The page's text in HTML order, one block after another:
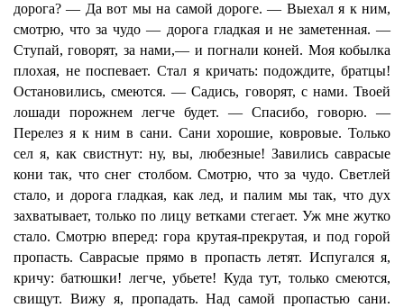
дорога? — Да вот мы на самой дороге. — Выехал я к ним,
смотрю, что за чудо — дорога гладкая и не заметенная. —
Ступай, говорят, за нами,— и погнали коней. Моя кобылка
плохая, не поспевает. Стал я кричать: подождите, братцы!
Остановились, смеются. — Садись, говорят, с нами. Твоей
лошади порожнем легче будет. — Спасибо, говорю. —
Перелез я к ним в сани. Сани хорошие, ковровые. Только
сел я, как свистнут: ну, вы, любезные! Завились саврасые
кони так, что снег столбом. Смотрю, что за чудо. Светлей
стало, и дорога гладкая, как лед, и палим мы так, что дух
захватывает, только по лицу ветками стегает. Уж мне жутко
стало. Смотрю вперед: гора крутая-прекрутая, и под горой
пропасть. Саврасые прямо в пропасть летят. Испугался я,
кричу: батюшки! легче, убьете! Куда тут, только смеются,
свищут. Вижу я, пропадать. Над самой пропастью сани.